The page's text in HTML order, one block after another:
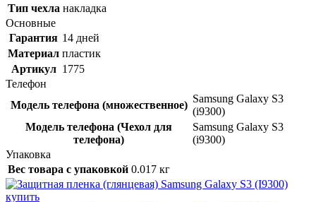
Тип чехла накладка
Основные
Гарантия 14 дней
Материал пластик
Артикул 1775
Телефон
Модель телефона (множественное)
Samsung Galaxy S3
(i9300)
Модель телефона (Чехол для
телефона)
Samsung Galaxy S3
(i9300)
Упаковка
Вес товара с упаковкой 0.017 кг